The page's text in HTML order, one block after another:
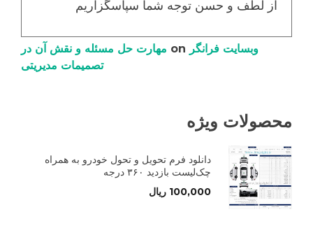
از لطف و حسن توجه شما سپاسگزاریم
وبسایت فرانگر
مهارت حل مسئله و نقش آن در
تصمیمات مدیریتی
محصولات ویژه
دانلود فرم تحویل و تحول خودرو به همراه
چک‌لیست بازدید ۳۶۰ درجه
100,000 ریال